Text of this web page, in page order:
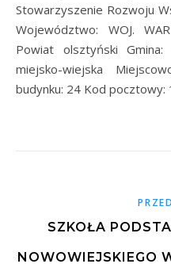
Stowarzyszenie Rozwoju
Województwo: WOJ.
Powiat olsztyński
miejsko-wiejska
budynku: 24 Kod
SZKOŁA
NOWOWIEJSKIEGO